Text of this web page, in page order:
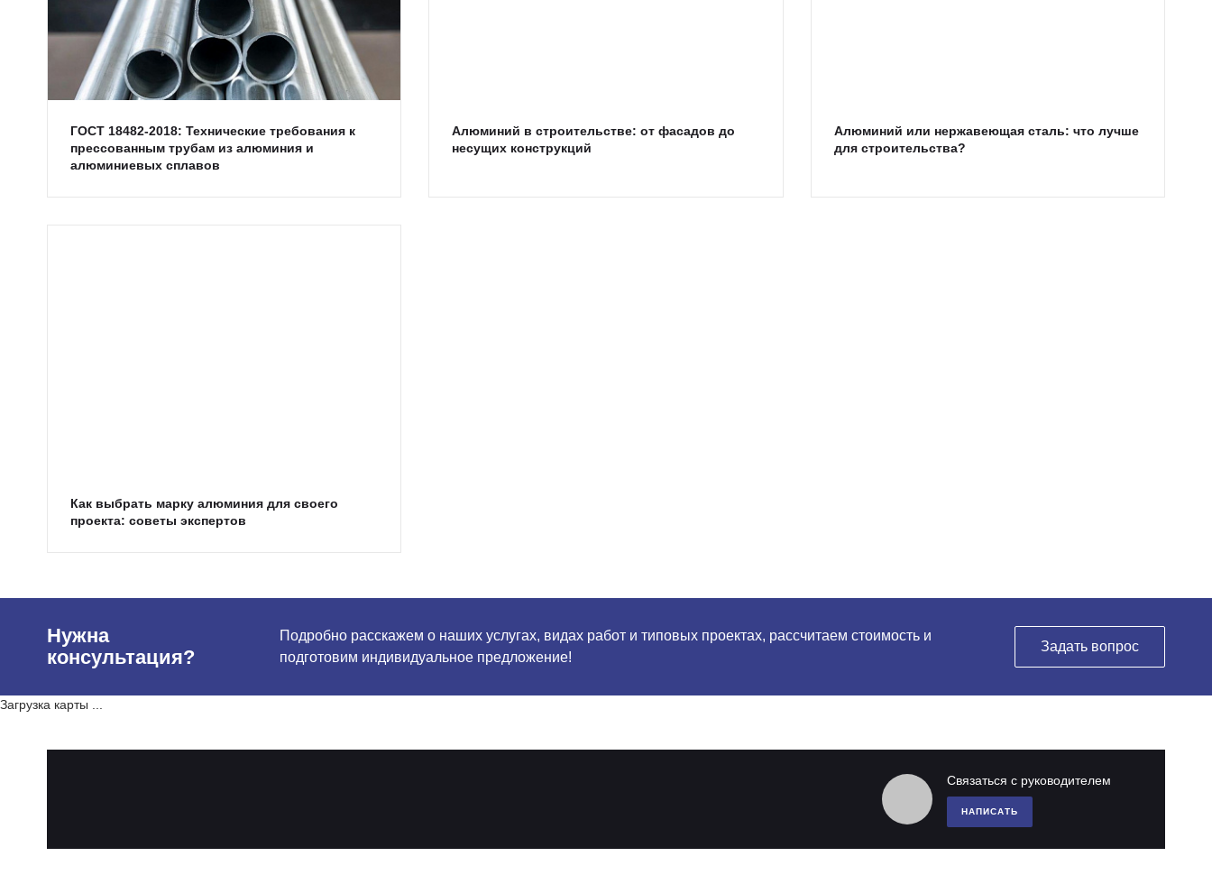
ГОСТ 18482-2018: Технические требования к
прессованным трубам из алюминия и
алюминиевых сплавов
Алюминий в строительстве: от фасадов до
несущих конструкций
Алюминий или нержавеющая сталь: что лучше
для строительства?
Как выбрать марку алюминия для своего
проекта: советы экспертов
Нужна
консультация?
Подробно расскажем о наших услугах, видах работ и типовых проектах, рассчитаем стоимость и
подготовим индивидуальное предложение!
Задать вопрос
Связаться с руководителем
НАПИСАТЬ
Загрузка карты ...